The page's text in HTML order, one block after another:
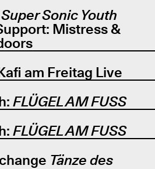
Super Sonic Youth
Mistress &
am Freitag Live
FLÜGEL AM FUSS
FLÜGEL AM FUSS
Tänze des